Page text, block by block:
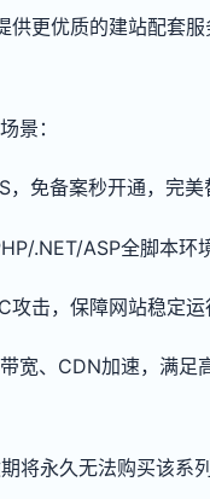
更优质的建站配套服
景：
免备案秒开通，完美
.NET/ASP全脚本环境
击，保障网站稳定运
宽、CDN加速，满足
永久无法购买该系列